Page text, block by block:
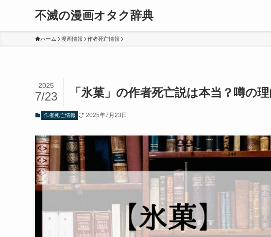
不滅の漫画オタク辞典
ホーム 漫画情報 作者死亡情報
「氷菓」の作者死亡説は本当？噂の
2025
7/23
作者死亡情報 2025年7月23日